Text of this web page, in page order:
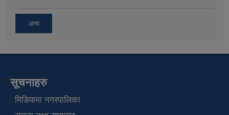
अन्य
सूचनाहरु
मिडियामा नगरपालिका